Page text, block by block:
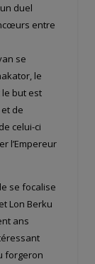
duel
entre
se
le
but est
de
celui-ci
l’Empereur
se focalise
Lon Berku
ans
forgeron